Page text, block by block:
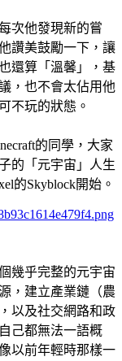
次他發現新的嘗
讚美鼓勵一下，讓
還算「溫馨」，基
，也不會太佔用他
不玩的狀態。
的同學，大家
的「元宇宙」人生
的Skyblock開始。
幾乎完整的元宇宙
，建立產業鏈（農
以及社交網路和政
己都無法一語概
以前年輕時那樣一